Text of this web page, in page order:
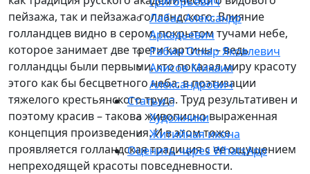
Лабас Александр
Аркадьевич
Рабин Оскар Яковлевич
Алисов Михаил
Александрович
Статьи
Художники
Житийная икона
Оценить через WhatsApp
пейзажа, так и пейзажа голландского. Влияние
голландцев видно в сером, покрытом тучами небе,
которое занимает две трети картины – ведь
голландцы были первыми, кто показал миру красоту
этого как бы бесцветного неба, в поэтизации
тяжелого крестьянского труда. Труд результативен и
поэтому красив – такова живописно выраженная
концепция произведения. И в этом тоже
проявляется голландская традиция с ее ощущением
непреходящей красоты повседневности.